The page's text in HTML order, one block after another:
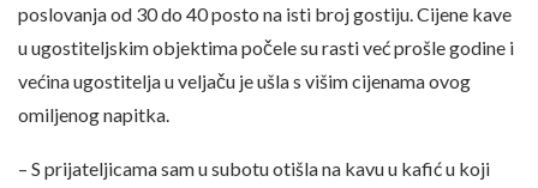
poslovanja od 30 do 40 posto na isti broj gostiju. Cijene kave
u ugostiteljskim objektima počele su rasti već prošle godine i
većina ugostitelja u veljaču je ušla s višim cijenama ovog
omiljenog napitka.
– S prijateljicama sam u subotu otišla na kavu u kafić u koji